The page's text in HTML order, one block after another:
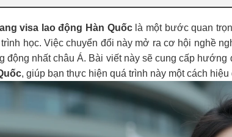
visa lao động Hàn Quốclà một bước quan
học. Việc chuyển đổi này mở ra cơ hội nghề
động nhất châu Á. Bài viết này sẽ cung cấp hướng
, giúp bạn thực hiện quá trình này một cách hiệu